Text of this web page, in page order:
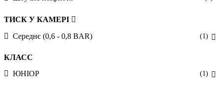
ТИСК У КАМЕРІ
Середнє (0,6 - 0,8 BAR)
(1)
КЛАСС
ЮНІОР
(1)